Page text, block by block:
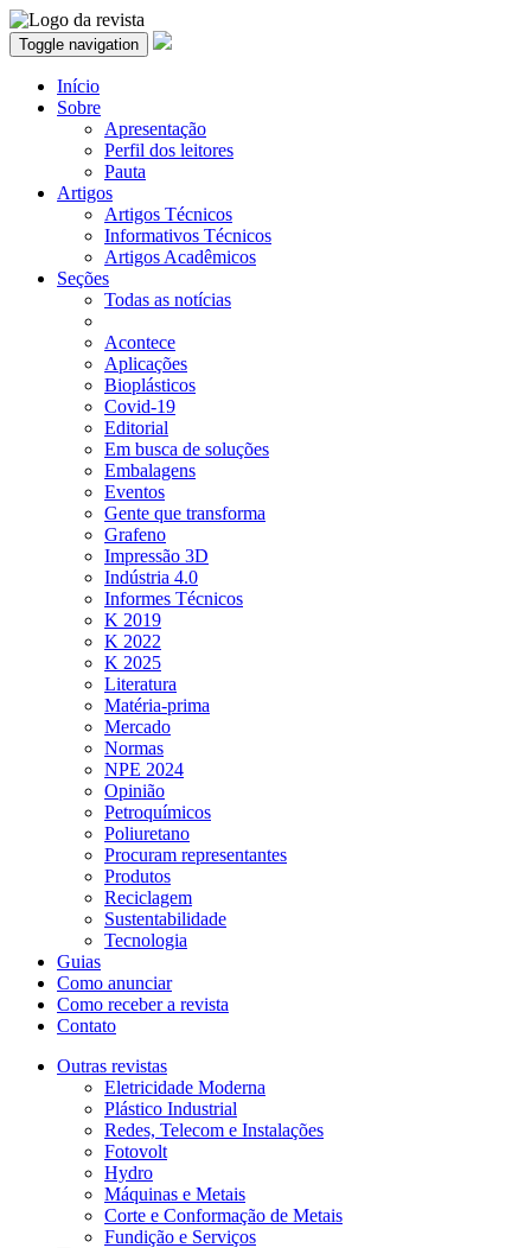
Toggle navigation
Início
Sobre
Apresentação
Perfil dos leitores
Pauta
Artigos
Artigos Técnicos
Informativos Técnicos
Artigos Acadêmicos
Seções
Todas as notícias
Acontece
Aplicações
Bioplásticos
Covid-19
Editorial
Em busca de soluções
Embalagens
Eventos
Gente que transforma
Grafeno
Impressão 3D
Indústria 4.0
Informes Técnicos
K 2019
K 2022
K 2025
Literatura
Matéria-prima
Mercado
Normas
NPE 2024
Opinião
Petroquímicos
Poliuretano
Procuram representantes
Produtos
Reciclagem
Sustentabilidade
Tecnologia
Guias
Como anunciar
Como receber a revista
Contato
Outras revistas
Eletricidade Moderna
Plástico Industrial
Redes, Telecom e Instalações
Fotovolt
Hydro
Máquinas e Metais
Corte e Conformação de Metais
Fundição e Serviços